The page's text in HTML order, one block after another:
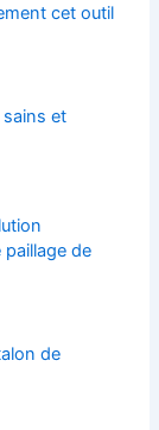
cet outil
sains et
de
de